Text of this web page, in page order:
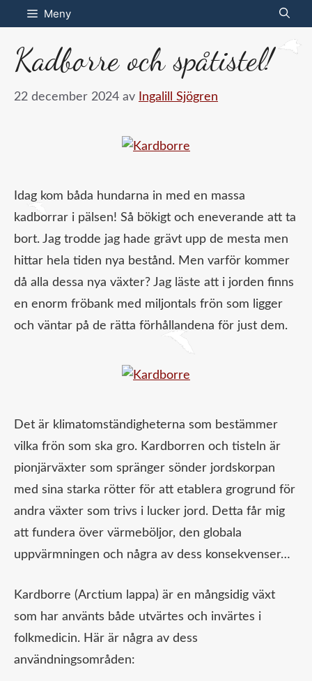
Hoppa
till
innehåll
Meny
Kadborre och spåtistel!
22 december 2024 av Ingalill Sjögren
Idag kom båda hundarna in med en massa
kadborrar i pälsen! Så bökigt och eneverande att ta
bort. Jag trodde jag hade grävt upp de mesta men
hittar hela tiden nya bestånd. Men varför kommer
då alla dessa nya växter? Jag läste att i jorden finns
en enorm fröbank med miljontals frön som ligger
och väntar på de rätta förhållandena för just dem.
Det är klimatomständigheterna som bestämmer
vilka frön som ska gro. Kardborren och tisteln är
pionjärväxter som spränger sönder jordskorpan
med sina starka rötter för att etablera grogrund för
andra växter som trivs i lucker jord. Detta får mig
att fundera över värmeböljor, den globala
uppvärmningen och några av dess konsekvenser…
Kardborre (Arctium lappa) är en mångsidig växt
som har använts både utvärtes och invärtes i
folkmedicin. Här är några av dess
användningsområden: